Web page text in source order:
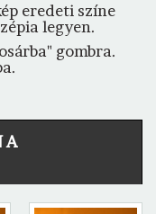
eredeti színe
legyen.
gombra.
A